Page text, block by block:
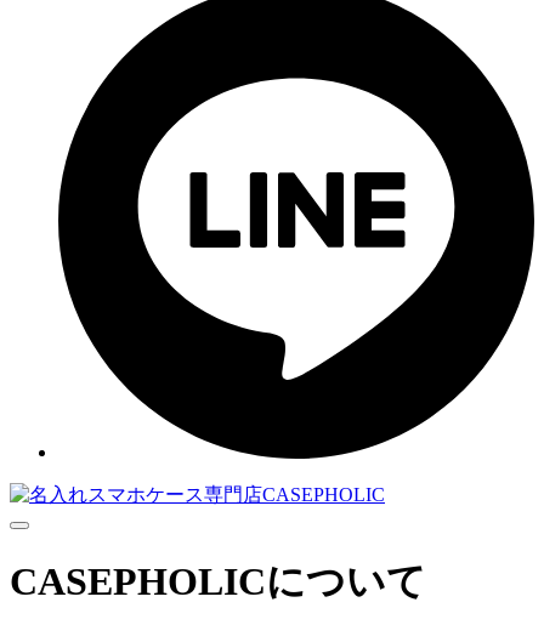
Menu
CASEPHOLICについて